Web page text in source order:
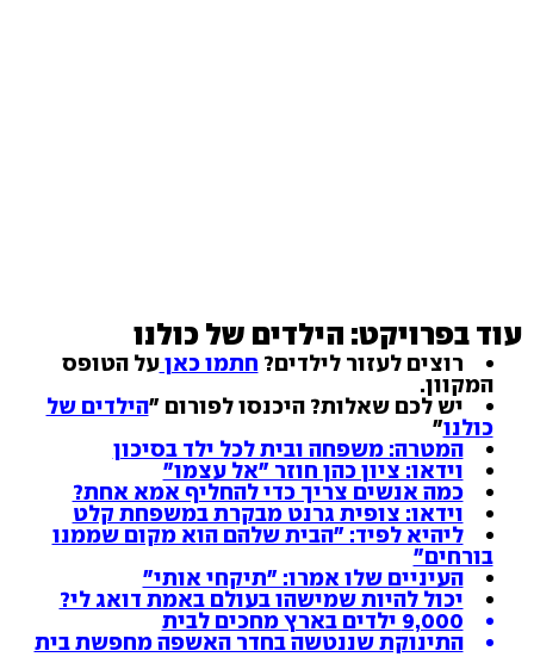
עוד בפרויקט: הילדים של כולנו
רוצים לעזור לילדים? חתמו כאןעל הטופס
המקוון.
יש לכם שאלות? היכנסו לפורום "הילדים של
כולנו"
המטרה: משפחה ובית לכל ילד בסיכון
וידאו: ציון כהן חוזר "אל עצמו"
כמה אנשים צריך כדי להחליף אמא אחת?
וידאו: צופית גרנט מבקרת במשפחת קלט
ליהיא לפיד: "הבית שלהם הוא מקום שממנו
בורחים"
העיניים שלו אמרו: "תיקחי אותי"
יכול להיות שמישהו בעולם באמת דואג לי?
9,000 ילדים בארץ מחכים לבית
התינוקת שננטשה בחדר האשפה מחפשת בית